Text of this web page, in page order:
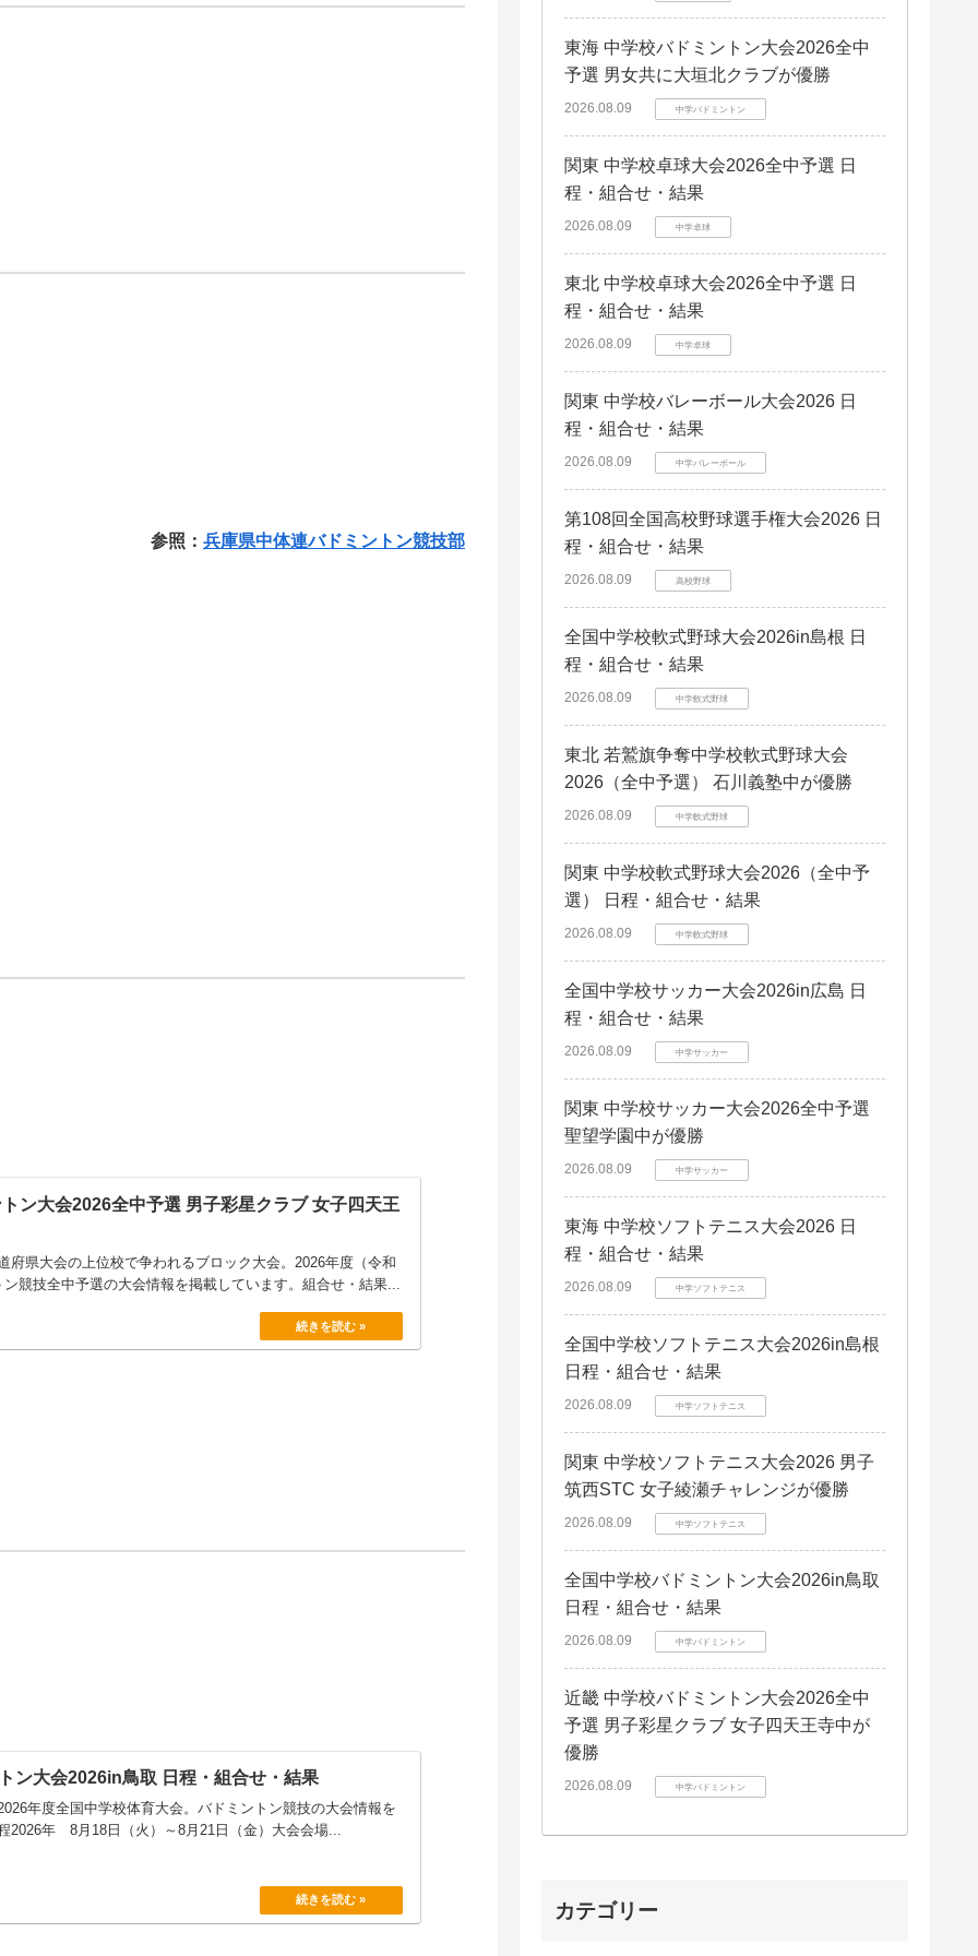
参照： 兵庫県中体連バドミントン競技部
ン大会2026全中予選 男子彩星クラブ 女子四天王
府県大会の上位校で争われるブロック大会。2026年度（令和
競技全中予選の大会情報を掲載しています。組合せ・結果...
ン大会2026in鳥取 日程・組合せ・結果
年度全国中学校体育大会。バドミントン競技の大会情報を
2026年 8月18日（火）～8月21日（金）大会会場...
東海 中学校バドミントン大会2026全中
予選 男女共に大垣北クラブが優勝
2026.08.09 中学バドミントン
関東 中学校卓球大会2026全中予選 日
程・組合せ・結果
2026.08.09 中学卓球
東北 中学校卓球大会2026全中予選 日
程・組合せ・結果
2026.08.09 中学卓球
関東 中学校バレーボール大会2026 日
程・組合せ・結果
2026.08.09 中学バレーボール
第108回全国高校野球選手権大会2026 日
程・組合せ・結果
2026.08.09 高校野球
全国中学校軟式野球大会2026in島根 日
程・組合せ・結果
2026.08.09 中学軟式野球
東北 若鷲旗争奪中学校軟式野球大会
2026（全中予選） 石川義塾中が優勝
2026.08.09 中学軟式野球
関東 中学校軟式野球大会2026（全中予
選） 日程・組合せ・結果
2026.08.09 中学軟式野球
全国中学校サッカー大会2026in広島 日
程・組合せ・結果
2026.08.09 中学サッカー
関東 中学校サッカー大会2026全中予選
聖望学園中が優勝
2026.08.09 中学サッカー
東海 中学校ソフトテニス大会2026 日
程・組合せ・結果
2026.08.09 中学ソフトテニス
全国中学校ソフトテニス大会2026in島根
日程・組合せ・結果
2026.08.09 中学ソフトテニス
関東 中学校ソフトテニス大会2026 男子
筑西STC 女子綾瀬チャレンジが優勝
2026.08.09 中学ソフトテニス
全国中学校バドミントン大会2026in鳥取
日程・組合せ・結果
2026.08.09 中学バドミントン
近畿 中学校バドミントン大会2026全中
予選 男子彩星クラブ 女子四天王寺中が
優勝
2026.08.09 中学バドミントン
カテゴリー